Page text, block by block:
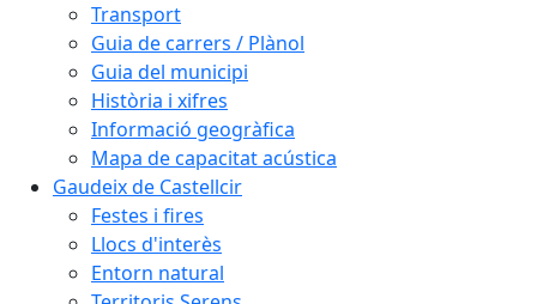
Transport
Guia de carrers / Plànol
Guia del municipi
Història i xifres
Informació geogràfica
Mapa de capacitat acústica
Gaudeix de Castellcir
Festes i fires
Llocs d'interès
Entorn natural